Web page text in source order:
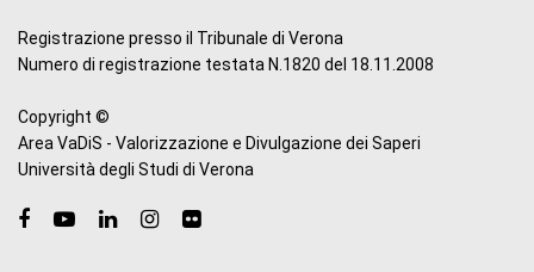
Registrazione presso il Tribunale di Verona
Numero di registrazione testata N.1820 del 18.11.2008
Copyright ©
Area VaDiS - Valorizzazione e Divulgazione dei Saperi
Università degli Studi di Verona